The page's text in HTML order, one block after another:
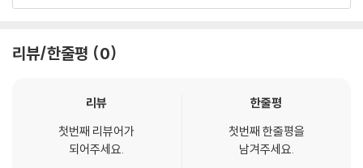
숙적으로서 제자끼리도 서로 사귀지 못하게 했고 거역하면 죽였다.
한데다 형식에 얽매지않는 사람이었다. 백미응왕의 딸 은소소(장민 분)와
곤은 조정을 위해 명교를 섬멸하려다 금모사왕 일가를 몰살한다. 복수의
칼을 가는 금모사왕은 도룡도를 차지해 6대 문파 제자들을 차례로 없앤다.
리뷰/한줄평 0
리뷰
첫번째 리뷰어가
되어주세요.
한줄평
첫번째 한줄평을
남겨주세요.